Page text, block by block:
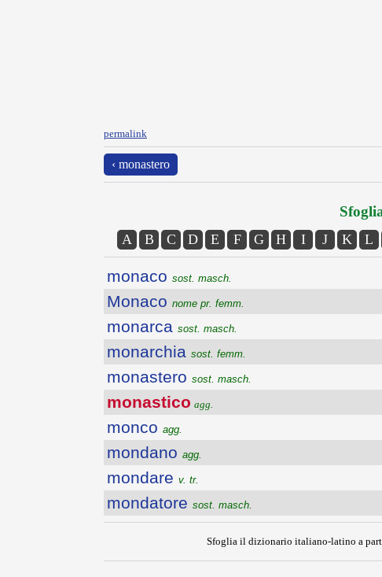
permalink
‹ monastero
A B C D E F G H I J K L
monaco sost. masch.
Monaco nome pr. femm.
monarca sost. masch.
monarchia sost. femm.
monastero sost. masch.
monastico agg.
monco agg.
mondano agg.
mondare v. tr.
mondatore sost. masch.
Sfoglia il dizionario italiano-latino a